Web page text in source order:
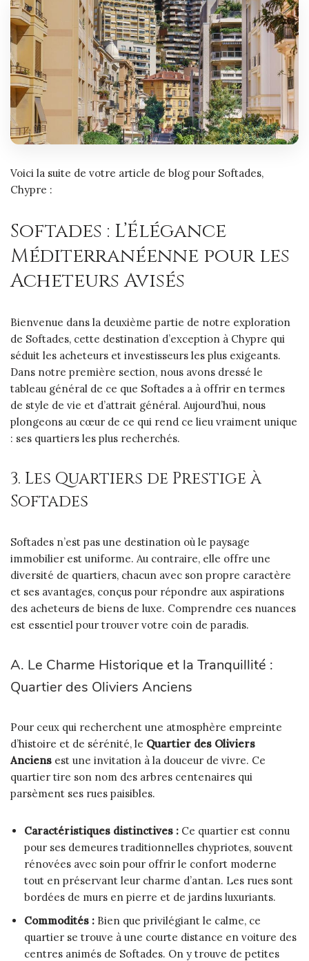
Voici la suite de votre article de blog pour Softades,
Chypre :
Softades : L’Élégance
Méditerranéenne pour les
Acheteurs Avisés
Bienvenue dans la deuxième partie de notre exploration
de Softades, cette destination d’exception à Chypre qui
séduit les acheteurs et investisseurs les plus exigeants.
Dans notre première section, nous avons dressé le
tableau général de ce que Softades a à offrir en termes
de style de vie et d’attrait général. Aujourd’hui, nous
plongeons au cœur de ce qui rend ce lieu vraiment unique
: ses quartiers les plus recherchés.
3. Les Quartiers de Prestige à
Softades
Softades n’est pas une destination où le paysage
immobilier est uniforme. Au contraire, elle offre une
diversité de quartiers, chacun avec son propre caractère
et ses avantages, conçus pour répondre aux aspirations
des acheteurs de biens de luxe. Comprendre ces nuances
est essentiel pour trouver votre coin de paradis.
A. Le Charme Historique et la Tranquillité :
Quartier des Oliviers Anciens
Pour ceux qui recherchent une atmosphère empreinte
d’histoire et de sérénité, le Quartier des Oliviers
Anciens est une invitation à la douceur de vivre. Ce
quartier tire son nom des arbres centenaires qui
parsèment ses rues paisibles.
Caractéristiques distinctives : Ce quartier est connu
pour ses demeures traditionnelles chypriotes, souvent
rénovées avec soin pour offrir le confort moderne
tout en préservant leur charme d’antan. Les rues sont
bordées de murs en pierre et de jardins luxuriants.
Commodités : Bien que privilégiant le calme, ce
quartier se trouve à une courte distance en voiture des
centres animés de Softades. On y trouve de petites